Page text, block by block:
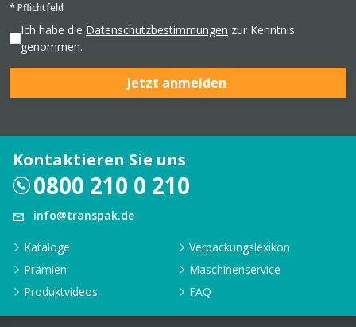
* Pflichtfeld
Ich habe die Datenschutzbestimmungen zur Kenntnis
genommen.
Jetzt anmelden
Kontaktieren Sie uns
0800 210 0 210
info@transpak.de
Kataloge
Verpackungslexikon
Prämien
Maschinenservice
Produktvideos
FAQ